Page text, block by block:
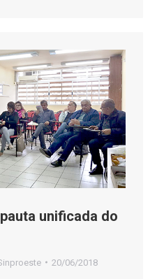
unificada do
20/06/2018